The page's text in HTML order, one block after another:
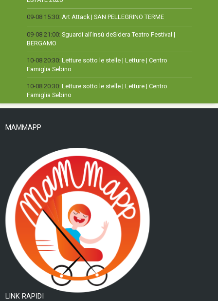
09-08 15:30: Art Attack | SAN PELLEGRINO TERME
09-08 21:00: Sguardi all'insù deSidera Teatro Festival |
BERGAMO
10-08 20:30: Letture sotto le stelle | Letture | Centro
Famiglia Sebino
10-08 20:30: Letture sotto le stelle | Letture | Centro
Famiglia Sebino
MAMMAPP
LINK RAPIDI